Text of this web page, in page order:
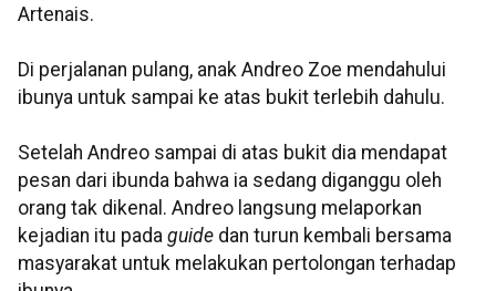
Artenais.
Di perjalanan pulang, anak Andreo Zoe mendahului
ibunya untuk sampai ke atas bukit terlebih dahulu.
Setelah Andreo sampai di atas bukit dia mendapat
pesan dari ibunda bahwa ia sedang diganggu oleh
orang tak dikenal. Andreo langsung melaporkan
kejadian itu pada guide dan turun kembali bersama
masyarakat untuk melakukan pertolongan terhadap